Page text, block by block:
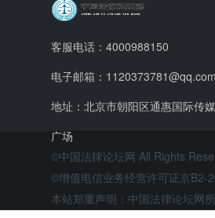
客服电话：4000988150
电子邮箱：1120373781@qq.com
地址：北京市朝阳区通惠国际传媒
广场
©中国法律论坛网 All Rights
©增值电信业务经营许可证京
本站郑重声明：中国法律论坛网